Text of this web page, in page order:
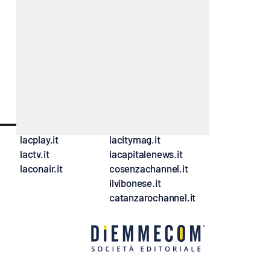
lacplay.it
lactv.it
laconair.it
lacitymag.it
lacapitalenews.it
cosenzachannel.it
ilvibonese.it
catanzarochannel.it